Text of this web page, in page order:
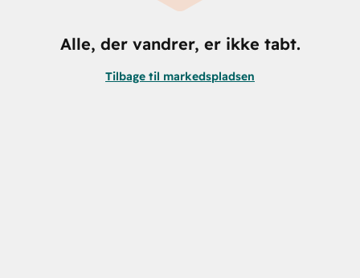
Alle, der vandrer, er ikke tabt.
Tilbage til markedspladsen